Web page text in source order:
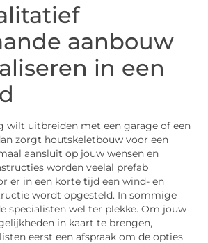
aanbouw
in een
wilt uitbreiden met een garage of een
zorgt houtskeletbouw voor een
aansluit op jouw wensen en
worden veelal prefab
er in een korte tijd een wind- en
wordt opgesteld. In sommige
specialisten wel ter plekke. Om jouw
in kaart te brengen,
eerst een afspraak om de opties